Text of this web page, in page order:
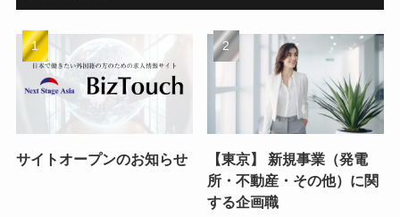
サイトオープンのお知らせ
【東京】 新規事業（発電
所・不動産・その他）に関
する企画職